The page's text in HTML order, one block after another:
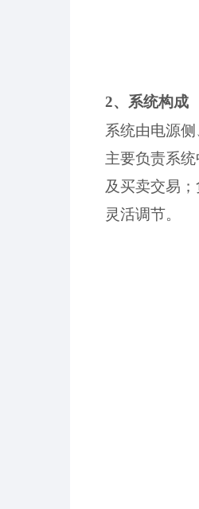
2、系统构成
系统由电源
主要负责系
及买卖交易
灵活调节。